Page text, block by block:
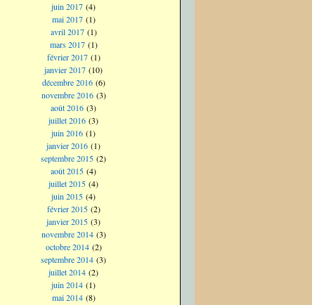
juin 2017 (4)
mai 2017(1)
avril 2017(1)
mars 2017(1)
février 2017(1)
janvier 2017 (10)
décembre 2016(6)
novembre 2016(3)
août 2016 (3)
juillet 2016 (3)
juin 2016 (1)
janvier 2016 (1)
septembre 2015 (2)
août 2015 (4)
juillet 2015 (4)
juin 2015 (4)
février 2015(2)
janvier 2015 (3)
novembre 2014(3)
octobre 2014(2)
septembre 2014 (3)
juillet 2014 (2)
juin 2014 (1)
mai 2014(8)